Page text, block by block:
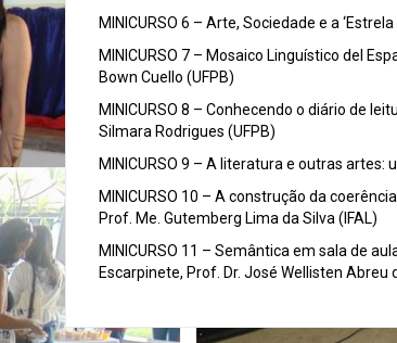
MINICURSO 6 – Arte, Sociedade e a
MINICURSO 7 – Mosaico Linguístico del
Bown Cuello (UFPB)
MINICURSO 8 – Conhecendo o diário de
Silmara Rodrigues (UFPB)
MINICURSO 9 – A literatura e outras
MINICURSO 10 – A construção da
Prof. Me. Gutemberg Lima da Silva (IFAL)
MINICURSO 11 – Semântica em sala de
Escarpinete, Prof. Dr. José Wellisten Abreu